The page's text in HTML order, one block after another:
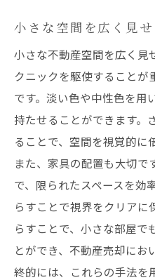
小さな空間を広く見
小さな不動産空間を広く見
クニックを駆使することが
です。淡い色や中性色を用
持たせることができます。
ることで、空間を視覚的に
また、家具の配置も大切で
で、限られたスペースを効
らすことで視界をクリアに
らすことで、小さな部屋で
とができ、不動産売却にお
終的には、これらの手法を